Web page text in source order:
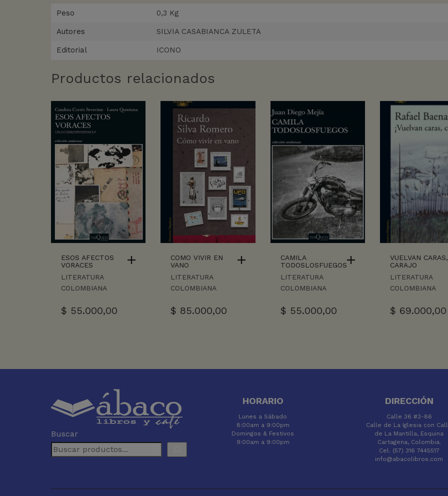
Peso 0,3 Kg
Autores SILVIA CASABIANCA ZULETA
Editorial ICONO
Productos relacionados
ESOS AFECTOS
VORACES
LITERATURA
COLOMBIANA
$ 55.000,00
COMO VIVIR EN
VANO
LITERATURA
COLOMBIANA
$ 85.000,00
CAMILA
TODOSLOSFUEGOS
LITERATURA
COLOMBIANA
$ 55.000,00
VUELVAN CARAS,
CARAJO
LITERATURA
COLOMBIANA
$ 69.000,00
Buscar
HORARIO
Lunes a Sábado
8:00am a 9:00pm
Domingos & Festivos
9:00am a 9:00pm
DIRECCIÓN
Calle 36 #3-86
Calle de La Iglesia con
de La Mantilla, Esquina
Cartagena, Colombia.
Cel. (57) 316 7445517
info@abacolibros.com